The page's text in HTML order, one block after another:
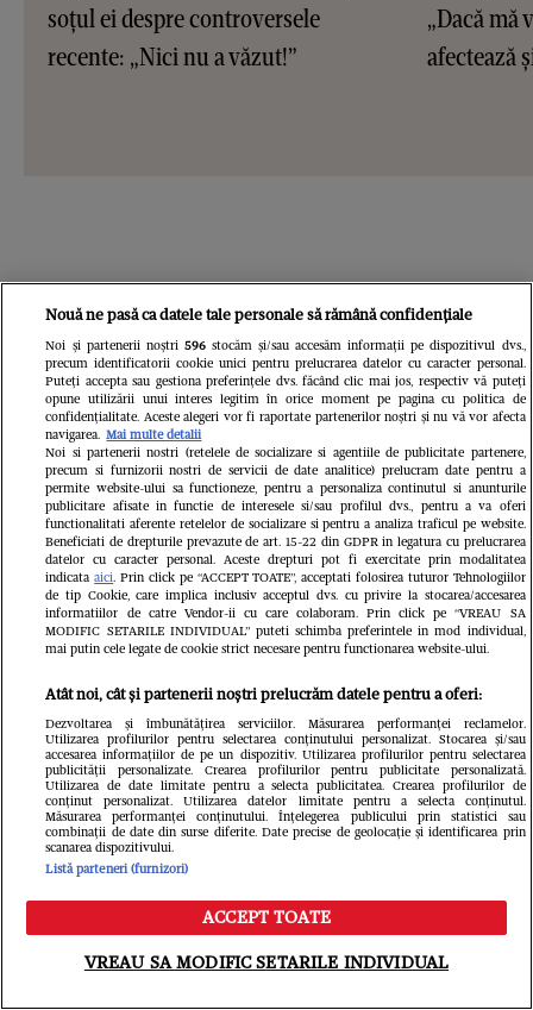
soțul ei despre controversele
recente: „Nici nu a văzut!”
„Dacă mă
afectează
Citește în continuare
Meniu Caută
Nouă ne pasă ca datele tale personale să rămână confidențiale
Noi și partenerii noștri 596stocăm și/sau accesăm informații pe dispozitivul dvs.,
precum identificatorii cookie unici pentru prelucrarea datelor cu caracter personal.
Puteți accepta sau gestiona preferințele dvs. făcând clic mai jos, respectiv vă puteți
opune utilizării unui interes legitim în orice moment pe pagina cu politica de
confidențialitate. Aceste alegeri vor fi raportate partenerilor noștri și nu vă vor afecta
navigarea. Mai multe detalii
Noi si partenerii nostri (retelele de socializare si agentiile de publicitate partenere,
precum si furnizorii nostri de servicii de date analitice) prelucram date pentru a
permite website-ului sa functioneze, pentru a personaliza continutul si anunturile
publicitare afisate in functie de interesele si/sau profilul dvs., pentru a va oferi
functionalitati aferente retelelor de socializare si pentru a analiza traficul pe website.
Beneficiati de drepturile prevazute de art. 15-22 din GDPR in legatura cu prelucrarea
datelor cu caracter personal. Aceste drepturi pot fi exercitate prin modalitatea
indicataaici. Prin click pe “ACCEPT TOATE”, acceptati folosirea tuturor Tehnologiilor
de tip Cookie, care implica inclusiv acceptul dvs. cu privire la stocarea/accesarea
informatiilor de catre Vendor-ii cu care colaboram. Prin click pe “VREAU SA
MODIFIC SETARILE INDIVIDUAL” puteti schimba preferintele in mod individual,
mai putin cele legate de cookie strict necesare pentru functionarea website-ului.
Atât noi, cât și partenerii noștri prelucrăm datele pentru a oferi:
Dezvoltarea și îmbunătățirea serviciilor. Măsurarea performanței reclamelor.
Utilizarea profilurilor pentru selectarea conținutului personalizat. Stocarea și/sau
accesarea informațiilor de pe un dispozitiv. Utilizarea profilurilor pentru selectarea
publicității personalizate. Crearea profilurilor pentru publicitate personalizată.
Utilizarea de date limitate pentru a selecta publicitatea. Crearea profilurilor de
conținut personalizat. Utilizarea datelor limitate pentru a selecta conținutul.
Măsurarea performanței conținutului. Înțelegerea publicului prin statistici sau
combinații de date din surse diferite. Date precise de geolocație și identificarea prin
scanarea dispozitivului.
Listă parteneri (furnizori)
ACCEPT TOATE
VREAU SA MODIFIC SETARILE INDIVIDUAL